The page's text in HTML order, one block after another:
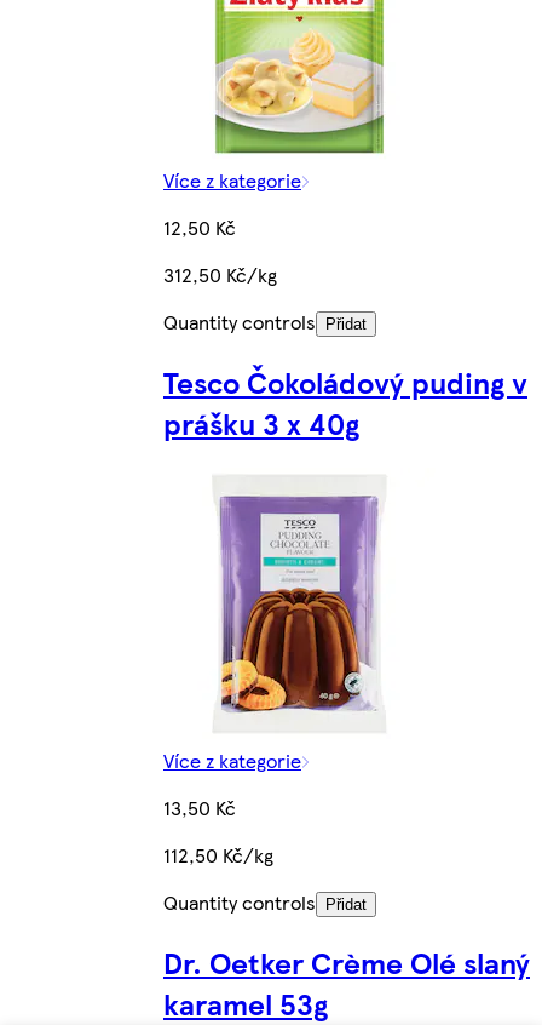
Více z kategorie
12,50 Kč
312,50 Kč/kg
Quantity controls
Přidat
Tesco Čokoládový puding v
prášku 3 x 40g
Více z kategorie
13,50 Kč
112,50 Kč/kg
Quantity controls
Přidat
Dr. Oetker Crème Olé slaný
karamel 53g